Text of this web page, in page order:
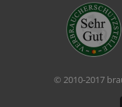
© 2010-2017